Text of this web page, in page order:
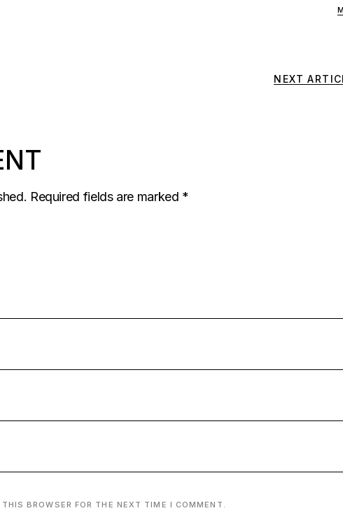
NEXT
Required fields are marked *
BROWSER FOR THE NEXT TIME I COMMENT.